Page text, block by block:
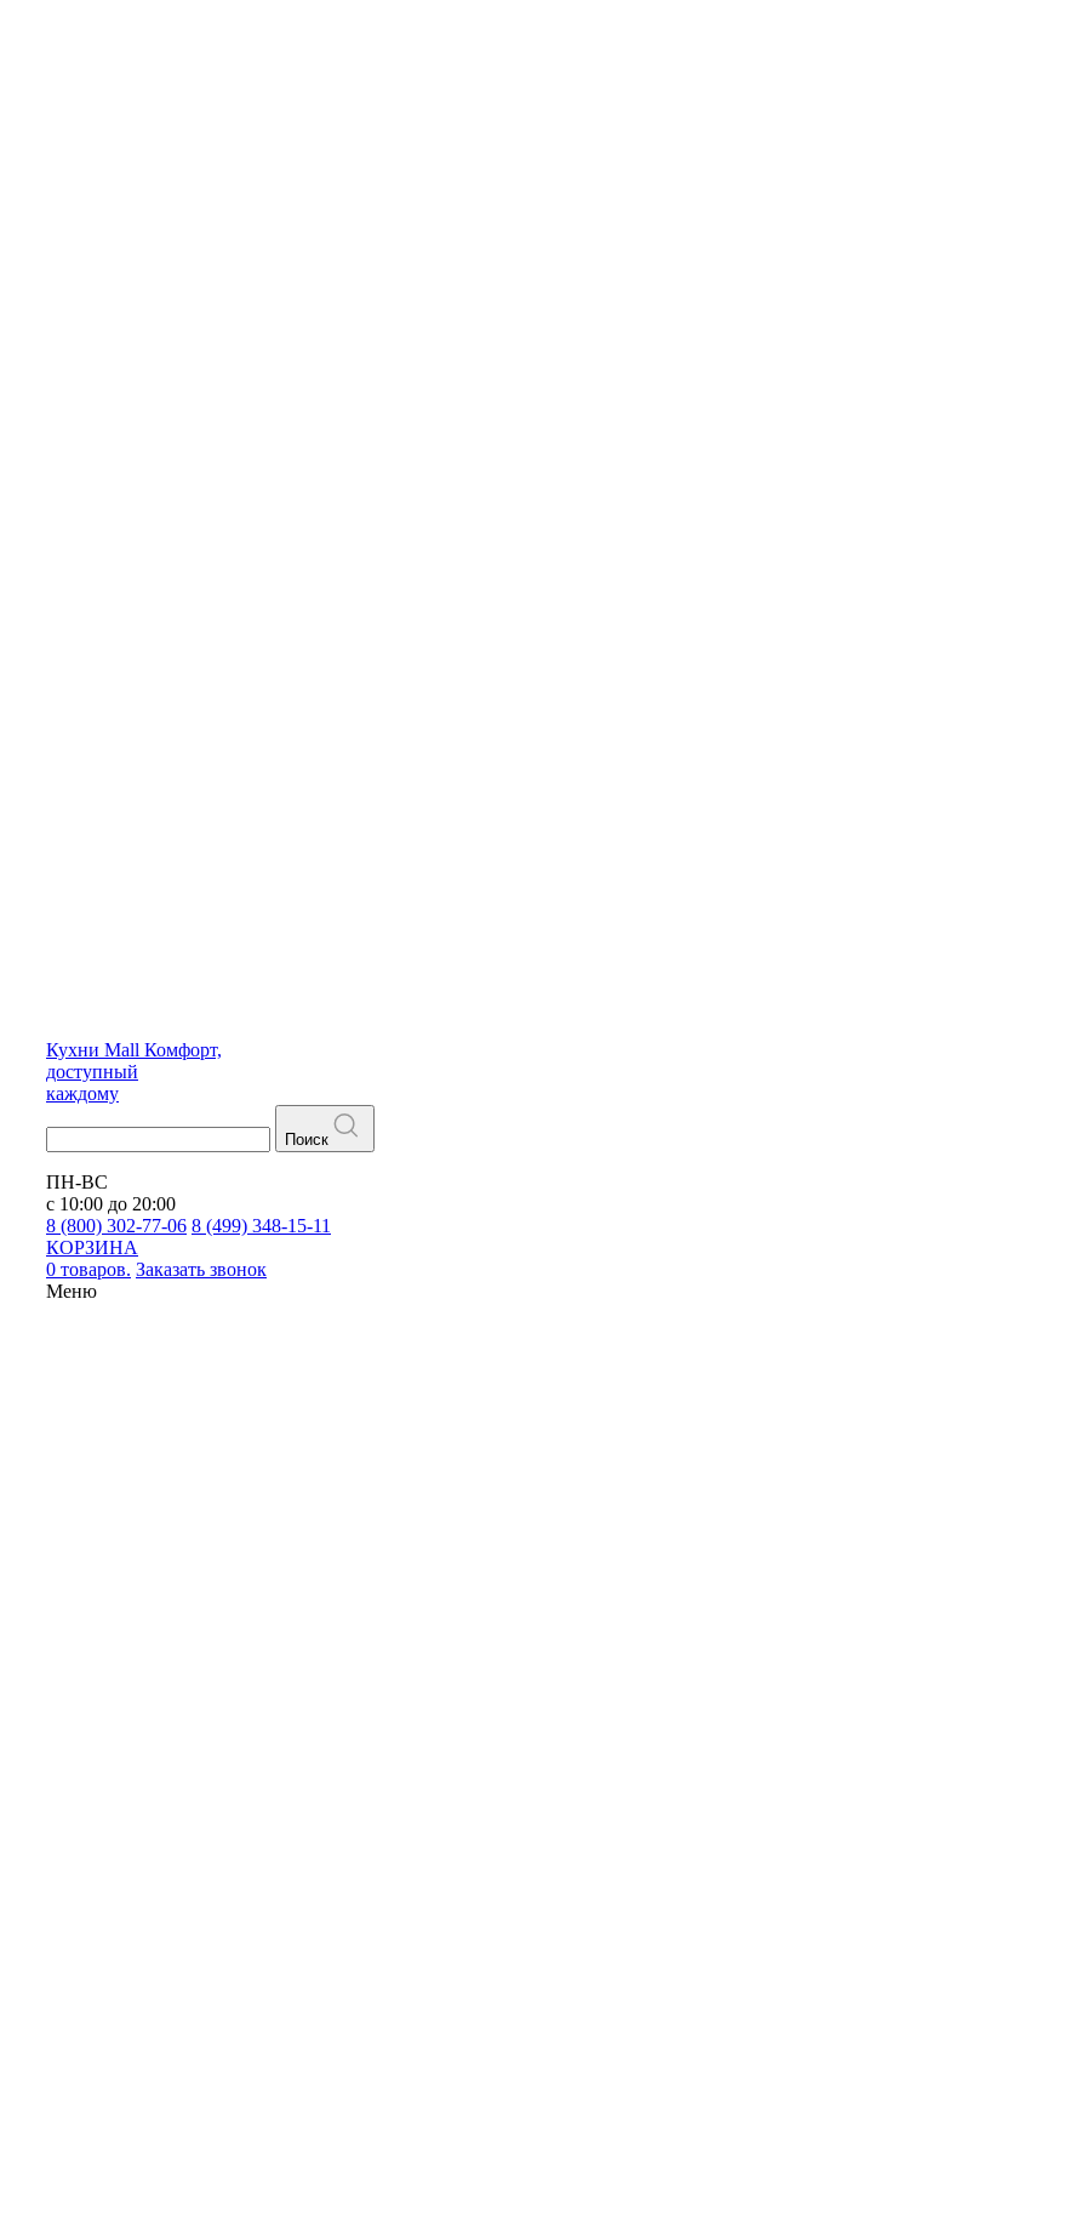
Кухни Mall Комфорт,
доступный
каждому
Поиск
ПН-ВС
с 10:00 до 20:00
8 (800) 302-77-06 8 (499) 348-15-11
КОРЗИНА
0 товаров. Заказать звонок
Меню